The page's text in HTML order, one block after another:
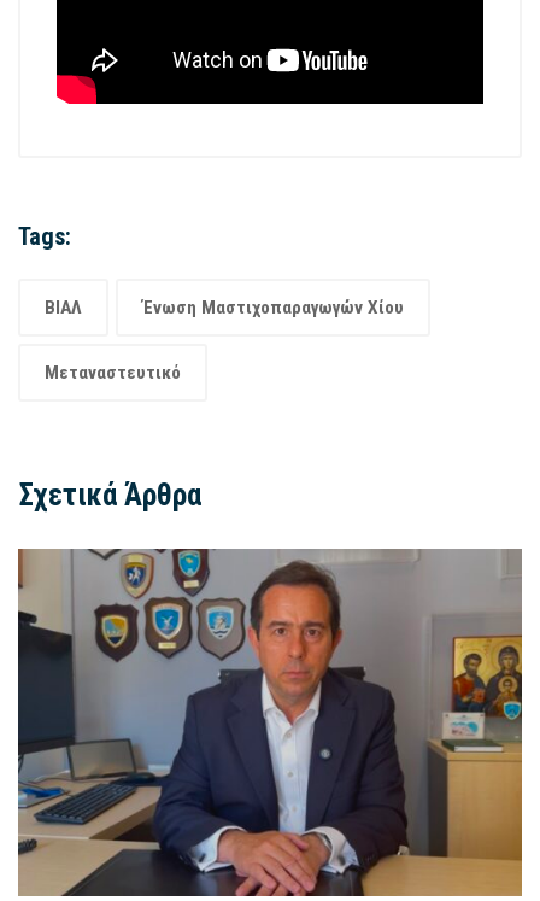
Tags:
ΒΙΑΛ Ένωση Μαστιχοπαραγωγών Χίου
Μεταναστευτικό
Σχετικά Άρθρα